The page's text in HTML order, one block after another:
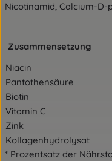
Nicotinamid, Calcium-
Zusammensetzung
Niacin
Pantothensäure
Biotin
Vitamin C
Zink
Kollagenhydrolysat
* Prozentsatz der